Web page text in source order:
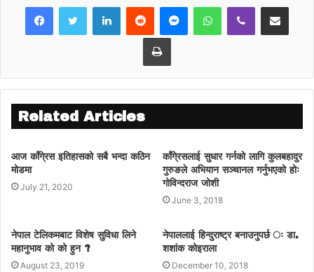
मनाउने निर्णय भएको िथयाे ।
LinkedInReddit MessengerWhatsAppViber Share via Email
Print
Related Articles
आज काँगे्रस इतिहासको सबै भन्दा कठिन
मोडमा
July 21, 2020
काँगे्रसलाई सुधार गर्नको लागि कुलबहादुर
गुरुङले अभियान सञ्चानल गर्नुभएको होः
गोविन्दराज जोशी
June 3, 2018
नेपाल टेलिकमबाट विशेष सुविधा लिने
महानुभाव को को हुन ?
August 23, 2019
नेपाललाई हिन्दुराष्ट्र बनाउनुपर्छ ः डा.
शशांक कोइराला
December 10, 2018